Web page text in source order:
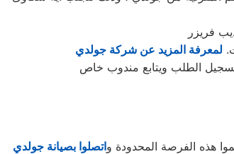
فریزر
لمعرفة المزيد عن شركة جولدي
هذه الفرصة المحدودة واتصلوا بصيانة جولدي